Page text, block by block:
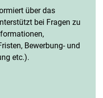
über das
bei Fragen zu
Bewerbung- und
etc.).
und Formalia: